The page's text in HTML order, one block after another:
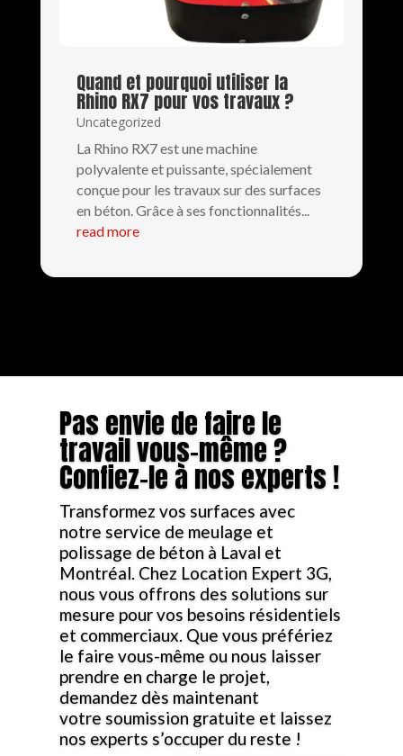
Quand et pourquoi utiliser la
Rhino RX7 pour vos travaux ?
Uncategorized
La Rhino RX7 est une machine
polyvalente et puissante, spécialement
conçue pour les travaux sur des surfaces
en béton. Grâce à ses fonctionnalités...
read more
Pas envie de faire le
travail vous-même ?
Confiez-le à nos experts !
Transformez vos surfaces avec
notre service de meulage et
polissage de béton à Laval et
Montréal. Chez Location Expert 3G,
nous vous offrons des solutions sur
mesure pour vos besoins résidentiels
et commerciaux. Que vous préfériez
le faire vous-même ou nous laisser
prendre en charge le projet,
demandez dès maintenant
votre soumission gratuite et laissez
nos experts s’occuper du reste !